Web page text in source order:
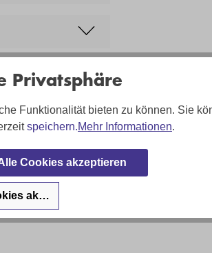
Privatsphäre
Funktionalität bieten zu können. Sie
speichern.Mehr Informationen.
Cookies akzeptieren
akzeptieren